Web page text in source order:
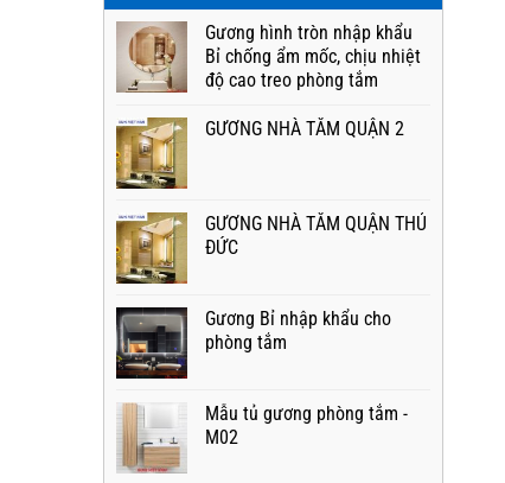
Gương hình tròn nhập khẩu
Bỉ chống ẩm mốc, chịu nhiệt
độ cao treo phòng tắm
GƯƠNG NHÀ TẮM QUẬN 2
GƯƠNG NHÀ TẮM QUẬN THỦ
ĐỨC
Gương Bỉ nhập khẩu cho
phòng tắm
Mẫu tủ gương phòng tắm -
M02